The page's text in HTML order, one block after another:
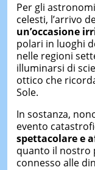
Per gli
celesti, l’arrivo
un’occasione
polari in luoghi
nelle regioni
illuminarsi di
ottico che
Sole.
In sostanza,
evento
spettacolare e
quanto il nostro
connesso alle